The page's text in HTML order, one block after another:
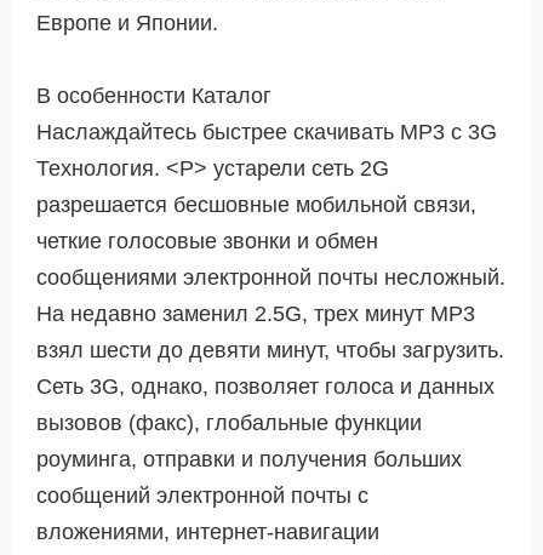
Европе и Японии.
В особенности Каталог
Наслаждайтесь быстрее скачивать MP3 с 3G
Технология. <Р> устарели сеть 2G
разрешается бесшовные мобильной связи,
четкие голосовые звонки и обмен
сообщениями электронной почты несложный.
На недавно заменил 2.5G, трех минут МР3
взял шести до девяти минут, чтобы загрузить.
Сеть 3G, однако, позволяет голоса и данных
вызовов (факс), глобальные функции
роуминга, отправки и получения больших
сообщений электронной почты с
вложениями, интернет-навигации